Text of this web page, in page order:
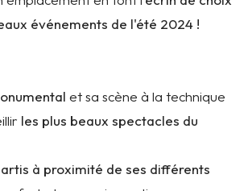
événements de l'été 2024 !
et sa scène à la technique
les plus beaux spectacles du
à proximité de ses différents